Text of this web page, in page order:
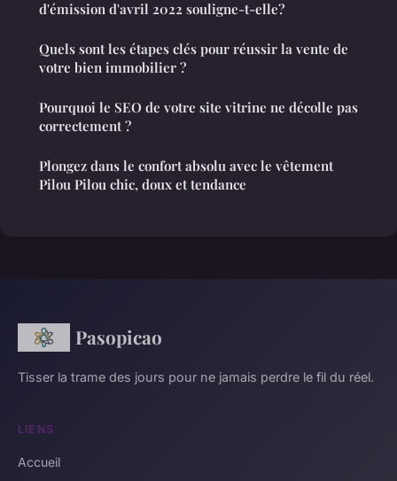
d'émission d'avril 2022 souligne-t-elle?
Quels sont les étapes clés pour réussir la vente de
votre bien immobilier ?
Pourquoi le SEO de votre site vitrine ne décolle pas
correctement ?
Plongez dans le confort absolu avec le vêtement
Pilou Pilou chic, doux et tendance
Pasopicao
Tisser la trame des jours pour ne jamais perdre le fil du réel.
LIENS
Accueil